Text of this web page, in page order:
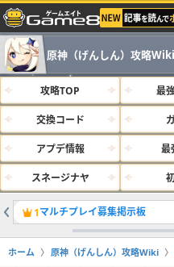
原神（げんしん）攻略Wiki
攻略TOP 最
交換コード
アプデ情報 最
スネージナヤ
1マルチプレイ募集掲示板
ホーム 原神（げんしん）攻略Wiki